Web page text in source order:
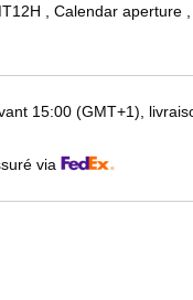
, Calendar aperture
15:00 (GMT+1),
via